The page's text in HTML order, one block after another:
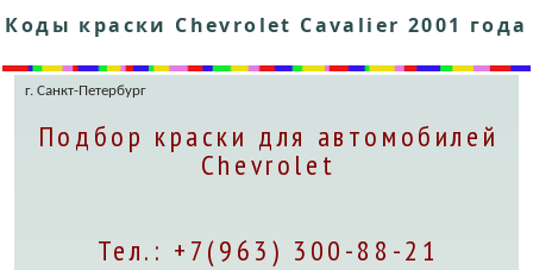
Коды краски Chevrolet Cavalier 2001 года
г. Санкт-Петербург
Подбор краски для автомобилей
Chevrolet
Тел.: +7(963) 300-88-21